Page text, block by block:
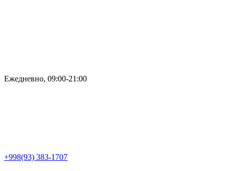
Ежедневно, 09:00-21:00
+998(93) 383-1707